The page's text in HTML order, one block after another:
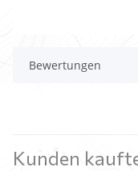
Bewertungen
Kunden